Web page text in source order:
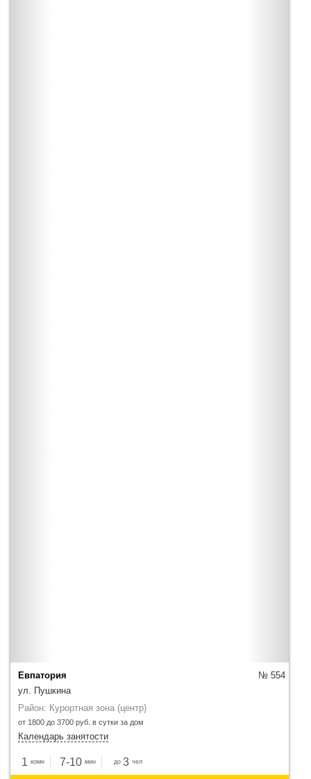
№ 554
Евпатория
ул. Пушкина
Район: Курортная зона (центр)
от 1800 до 3700 руб. в сутки за дом
Календарь занятости
1 комн 7-10 мин до 3 чел